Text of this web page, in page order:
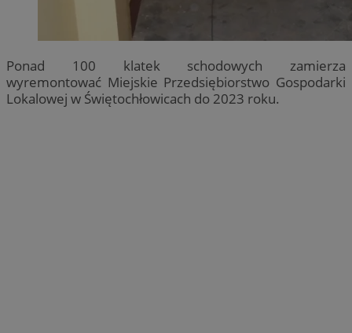
Ponad 100 klatek schodowych zamierza
wyremontować Miejskie Przedsiębiorstwo Gospodarki
Lokalowej w Świętochłowicach do 2023 roku.